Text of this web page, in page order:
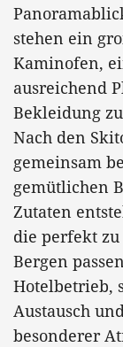
stehen ein
Kaminofen,
ausreichend
Bekleidung
Nach den
gemeinsam
gemütlichen
Zutaten
die perfekt
Bergen
Hotelbetrieb,
Austausch
besonderer